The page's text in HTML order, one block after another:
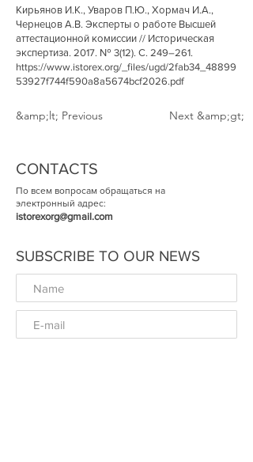
Кирьянов И.К., Уваров П.Ю., Хормач И.А.,
Чернецов А.В. Эксперты о работе Высшей
аттестационной комиссии // Историческая
экспертиза. 2017. № 3(12). С. 249–261.
https://www.istorex.org/_files/ugd/2fab34_48899
53927f744f590a8a5674bcf2026.pdf
&amp;lt; Previous Next &amp;gt;
CONTACTS
По всем вопросам обращаться на
электронный адрес:
istorexorg@gmail.com
SUBSCRIBE TO OUR NEWS